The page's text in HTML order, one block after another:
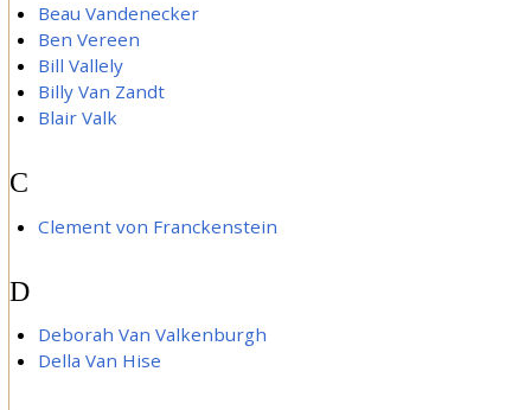
Beau Vandenecker
Ben Vereen
Bill Vallely
Billy Van Zandt
Blair Valk
C
Clement von Franckenstein
D
Deborah Van Valkenburgh
Della Van Hise